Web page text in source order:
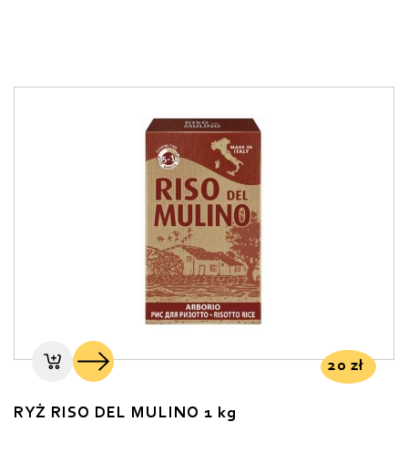
20 zł
RYŻ RISO DEL MULINO 1 kg